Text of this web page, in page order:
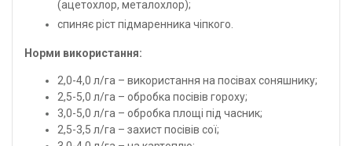
(ацетохлор, металохлор);
спиняє ріст підмаренника чіпкого.
Норми використання:
2,0-4,0 л/га – використання на посівах соняшнику;
2,5-5,0 л/га – обробка посівів гороху;
3,0-5,0 л/га – обробка площі під часник;
2,5-3,5 л/га – захист посівів сої;